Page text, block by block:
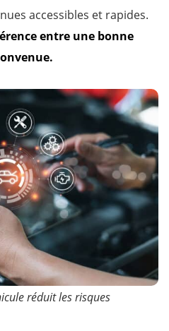
accessibles et rapides.
entre une bonne
réduit les risques